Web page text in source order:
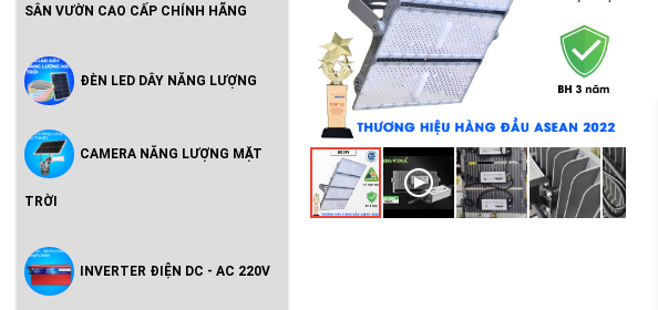
Vườn Cao Cấp Chính Hãng
SÂN VƯỜN CAO CẤP CHÍNH HÃNG
ĐÈN LED DÂY NĂNG LƯỢNG
CAMERA NĂNG LƯỢNG MẶT
TRỜI
INVERTER ĐIỆN DC - AC 220V